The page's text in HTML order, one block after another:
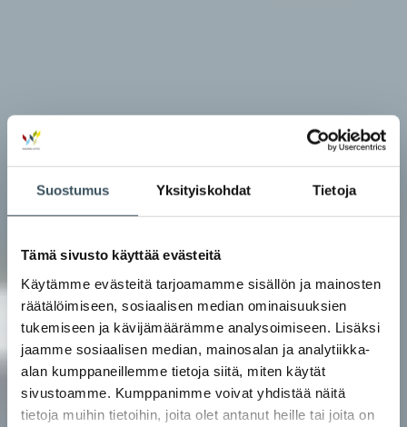
Suostumus Yksityiskohdat Tietoja
Tämä sivusto käyttää evästeitä
Käytämme evästeitä tarjoamamme sisällön ja mainosten
räätälöimiseen, sosiaalisen median ominaisuuksien
tukemiseen ja kävijämäärämme analysoimiseen. Lisäksi
jaamme sosiaalisen median, mainosalan ja analytiikka-
alan kumppaneillemme tietoja siitä, miten käytät
sivustoamme. Kumppanimme voivat yhdistää näitä
tietoja muihin tietoihin, joita olet antanut heille tai joita on